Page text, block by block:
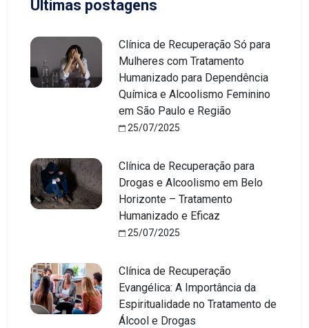
Últimas postagens
Clínica de Recuperação Só para
Mulheres com Tratamento
Humanizado para Dependência
Química e Alcoolismo Feminino
em São Paulo e Região
25/07/2025
Clínica de Recuperação para
Drogas e Alcoolismo em Belo
Horizonte – Tratamento
Humanizado e Eficaz
25/07/2025
Clínica de Recuperação
Evangélica: A Importância da
Espiritualidade no Tratamento de
Álcool e Drogas